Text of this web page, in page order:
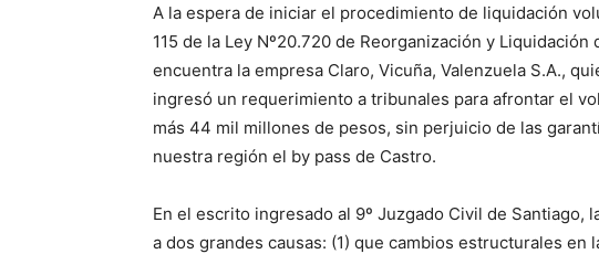
A la espera de iniciar el procedimiento de liquidación
115 de la Ley Nº20.720 de Reorganización y
encuentra la empresa Claro, Vicuña, Valenzuela S.A.,
ingresó un requerimiento a tribunales para afrontar el
más 44 mil millones de pesos, sin perjuicio de las
nuestra región el by pass de Castro.
En el escrito ingresado al 9º Juzgado Civil de Santiago,
a dos grandes causas: (1) que cambios estructurales en